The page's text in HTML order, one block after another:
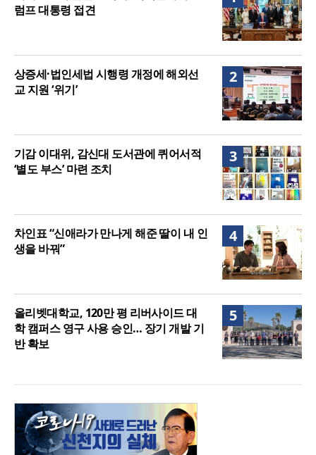
럼프 대통령 접견
2
상증세·법인세법 시행령 개정에 해외선
교 지원 ‘위기’
3
기감 이대위, 감신대 도서관에 퀴어서적
‘별도 부스’ 마련 조치
4
차인표 “신애라가 만나게 해준 딸이 내 인
생을 바꿔”
5
올리벳대학교, 120만 평 리버사이드 대
학 캠퍼스 영구 사용 승인… 장기 개발 기
반 확보